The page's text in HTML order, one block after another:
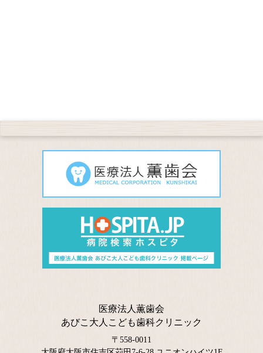
医療法人薫歯会
あびこ大人こども歯科クリニック
〒558-0011